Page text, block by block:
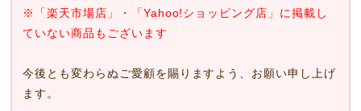
※「楽天市場店」・「Yahoo!ショッピング店」に掲載し
ていない商品もございます
今後とも変わらぬご愛顧を賜りますよう、お願い申し上げ
ます。